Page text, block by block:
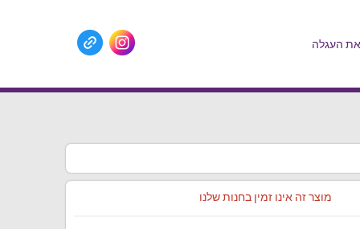
את העגלה
מוצר זה אינו זמין בחנות שלנו